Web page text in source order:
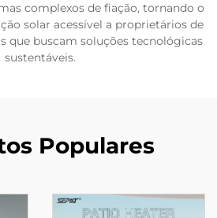
complexos de fiação, tornando o
solar acessível a proprietários de
que buscam soluções tecnológicas
sustentáveis.
Populares